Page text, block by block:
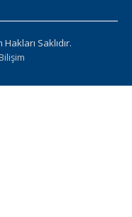
Saklıdır.